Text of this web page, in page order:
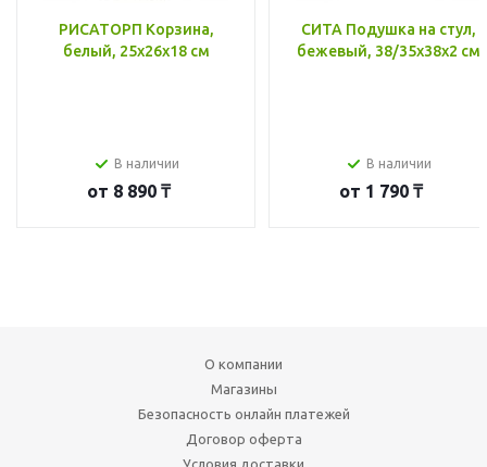
РИСАТОРП Корзина,
белый, 25x26x18 см
В наличии
от 8 890 ₸
СИТА Подушка на стул,
бежевый, 38/35x38x2 см
В наличии
от 1 790 ₸
О компании
Магазины
Безопасность онлайн платежей
Договор оферта
Условия доставки